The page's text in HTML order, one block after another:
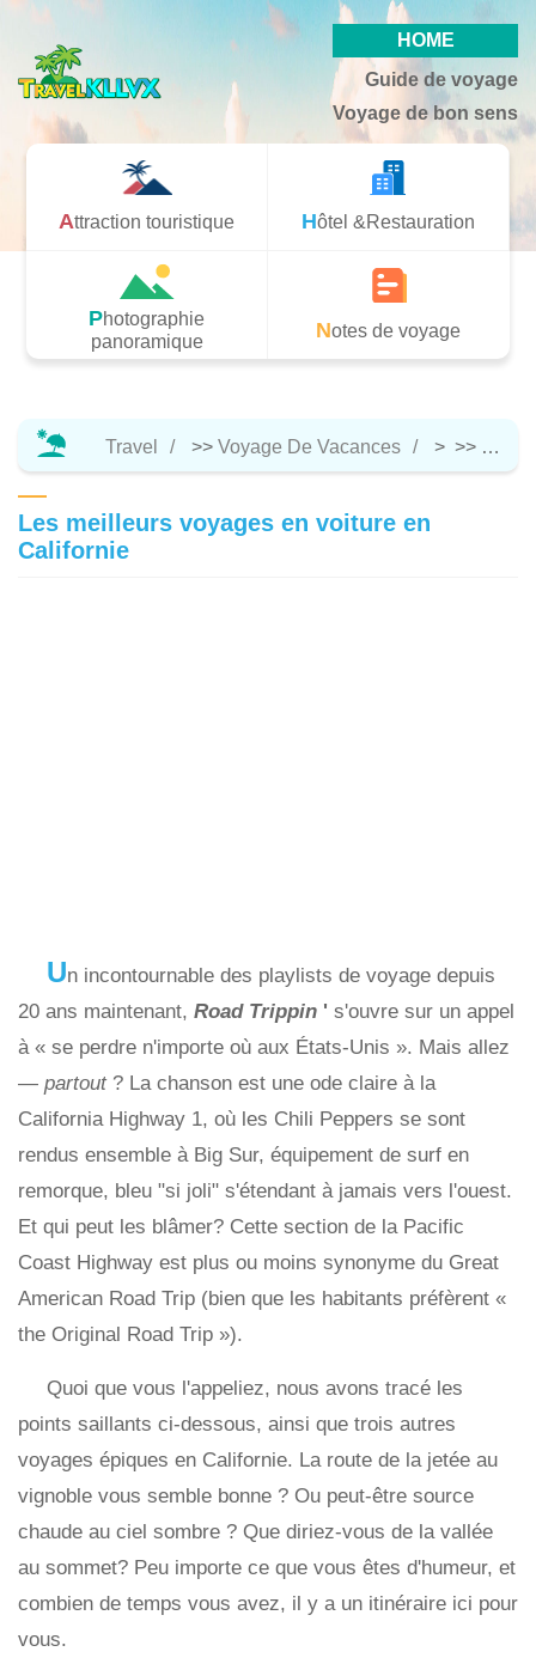
HOME
Guide de voyage
Voyage de bon sens
Attraction touristique Hôtel &Restauration
Photographie
panoramique
Notes de voyage
Travel >> Voyage De Vacances > >>
Les meilleurs voyages en voiture en
Californie
Un incontournable des playlists de voyage depuis
20 ans maintenant, Road Trippin ' s'ouvre sur un appel
à « se perdre n'importe où aux États-Unis ». Mais allez
— partout ? La chanson est une ode claire à la
California Highway 1, où les Chili Peppers se sont
rendus ensemble à Big Sur, équipement de surf en
remorque, bleu "si joli" s'étendant à jamais vers l'ouest.
Et qui peut les blâmer? Cette section de la Pacific
Coast Highway est plus ou moins synonyme du Great
American Road Trip (bien que les habitants préfèrent «
the Original Road Trip »).
Quoi que vous l'appeliez, nous avons tracé les
points saillants ci-dessous, ainsi que trois autres
voyages épiques en Californie. La route de la jetée au
vignoble vous semble bonne ? Ou peut-être source
chaude au ciel sombre ? Que diriez-vous de la vallée
au sommet? Peu importe ce que vous êtes d'humeur, et
combien de temps vous avez, il y a un itinéraire ici pour
vous.